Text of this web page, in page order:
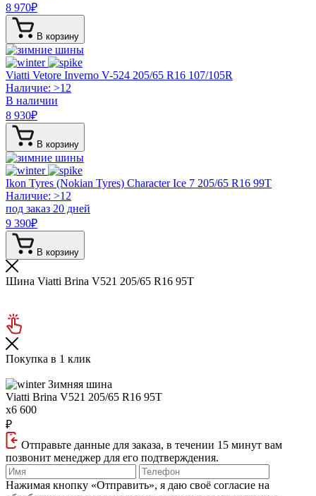
8 970₽
В корзину
Viatti Vetore Inverno V-524 205/65 R16 107/105R
Наличие: >12
В наличии
8 930₽
В корзину
Ikon Tyres (Nokian Tyres) Character Ice 7 205/65 R16 99T
Наличие: >12
под заказ 20 дней
9 390₽
В корзину
Шина Viatti Brina V521 205/65 R16 95T
Покупка в 1 клик
Зимняя шина
Viatti Brina V521 205/65 R16 95T
x6 600
₽
Отправьте данные для заказа, в течении 15 минут вам
позвонит менеджер для его подтверждения.
Нажимая кнопку «Отправить», я даю своё согласие на